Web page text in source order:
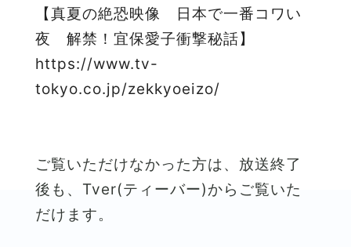
【真夏の絶恐映像 日本で一番コワい
夜 解禁！宜保愛子衝撃秘話】
https://www.tv-
tokyo.co.jp/zekkyoeizo/
ご覧いただけなかった方は、放送終了
後も、Tver(ティーバー)からご覧いた
だけます。